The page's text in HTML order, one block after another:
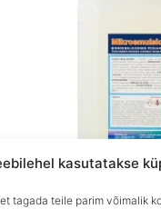
kasutatakse
tagada teile parim võimalik